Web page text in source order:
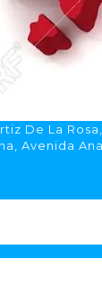
De La
Avenida